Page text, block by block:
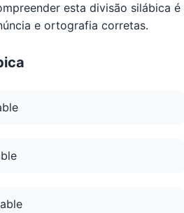
esta divisão silábica é
e ortografia corretas.